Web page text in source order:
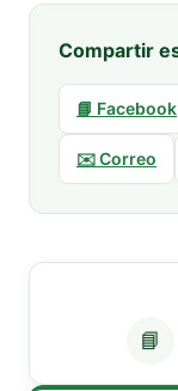
Compartir
📘 Facebook
✉️ Correo
📘